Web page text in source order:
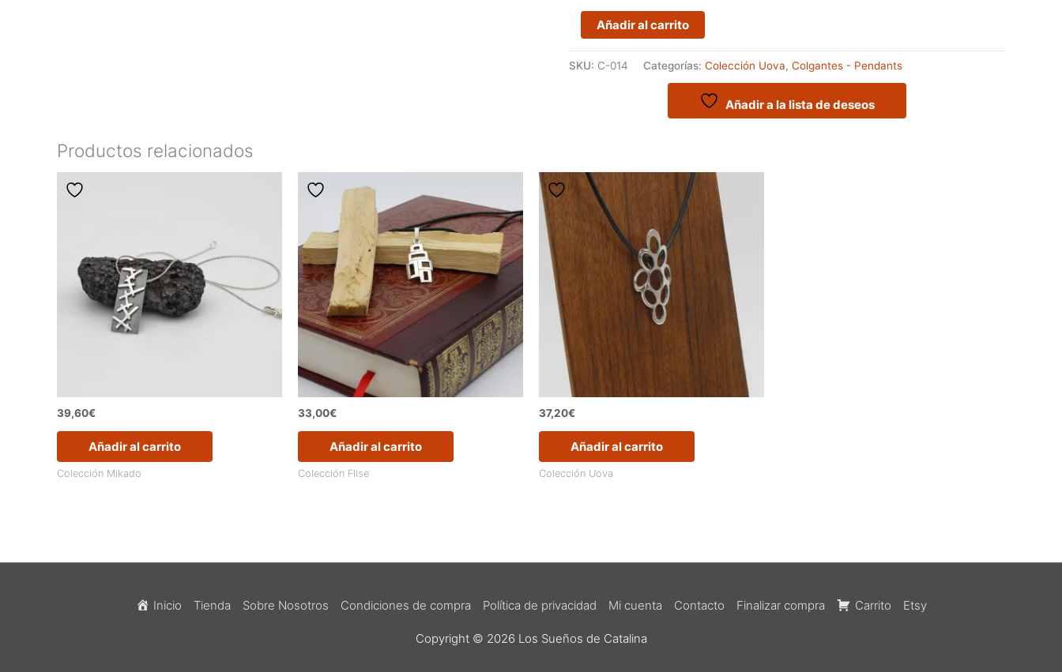
Colgante
de
plata
maciza
Añadir al carrito
SKU: C-014 Categorías: Colección Uova, Colgantes - Pendants
Añadir a la lista de deseos
Productos relacionados
39,60€
Añadir al carrito
Colección Mikado
33,00€
Añadir al carrito
Colección Flise
37,20€
Añadir al carrito
Colección Uova
Inicio Tienda Sobre Nosotros Condiciones de compra Política de privacidad Mi cuenta Contacto Finalizar compra Carrito Etsy
Copyright © 2026 Los Sueños de Catalina